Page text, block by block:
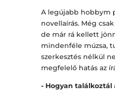
A legújabb hobbym
novellaírás. Még
de már rá kellett
mindenféle múzsa,
szerkesztés nélkül
megfelelő hatás az
- Hogyan találkoztál